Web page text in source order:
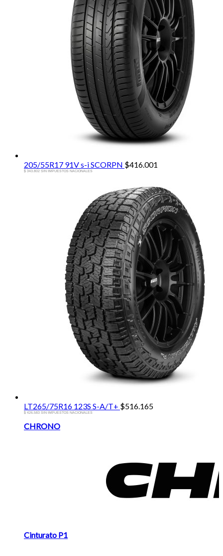
205/55R17 91V s-i SCORPN $416.001
$ 343.802 SIN IMPUESTOS NACIONALES
LT265/75R16 123S S-A/T+ $516.165
$ 426.583 SIN IMPUESTOS NACIONALES
Brands
CHRONO
Cinturato P1